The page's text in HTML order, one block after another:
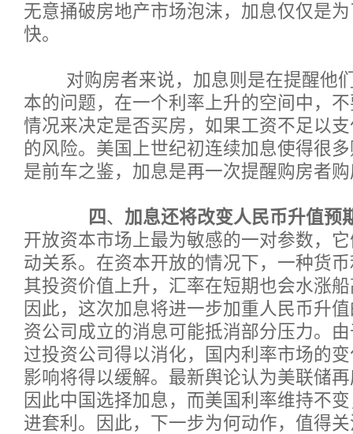
无意捅破房地产市场泡沫，加息仅仅是
快。
对购房者来说，加息则是在提醒他们
本的问题，在一个利率上升的空间中，
情况来决定是否买房，如果工资不足以
的风险。美国上世纪初连续加息使得很
是前车之鉴，加息是再一次提醒购房者
四 、 加息还将改变人民币升值预
开放资本市场上最为敏感的一对参数，
动关系。在资本开放的情况下，一种货
其投资价值上升，汇率在短期也会水涨
因此，这次加息将进一步加重人民币升
资公司成立的消息可能抵消部分压力。
过投资公司得以消化，国内利率市场的
影响将得以缓解。最新舆论认为美联储
因此中国选择加息，而美国利率维持不
进套利。因此，下一步为何动作，值得